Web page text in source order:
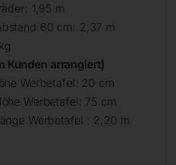
1,95 m
60 cm: 2,37 m
Kunden arrangiert)
Werbetafel: 20 cm
Werbetafel: 75 cm
Werbetafel : 2,20 m